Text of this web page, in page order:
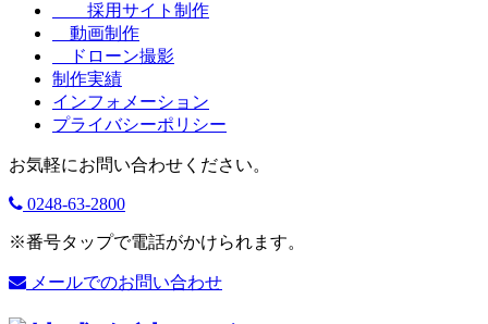
採用サイト制作
動画制作
ドローン撮影
制作実績
インフォメーション
プライバシーポリシー
お気軽にお問い合わせください。
0248-63-2800
※番号タップで電話がかけられます。
メールでのお問い合わせ